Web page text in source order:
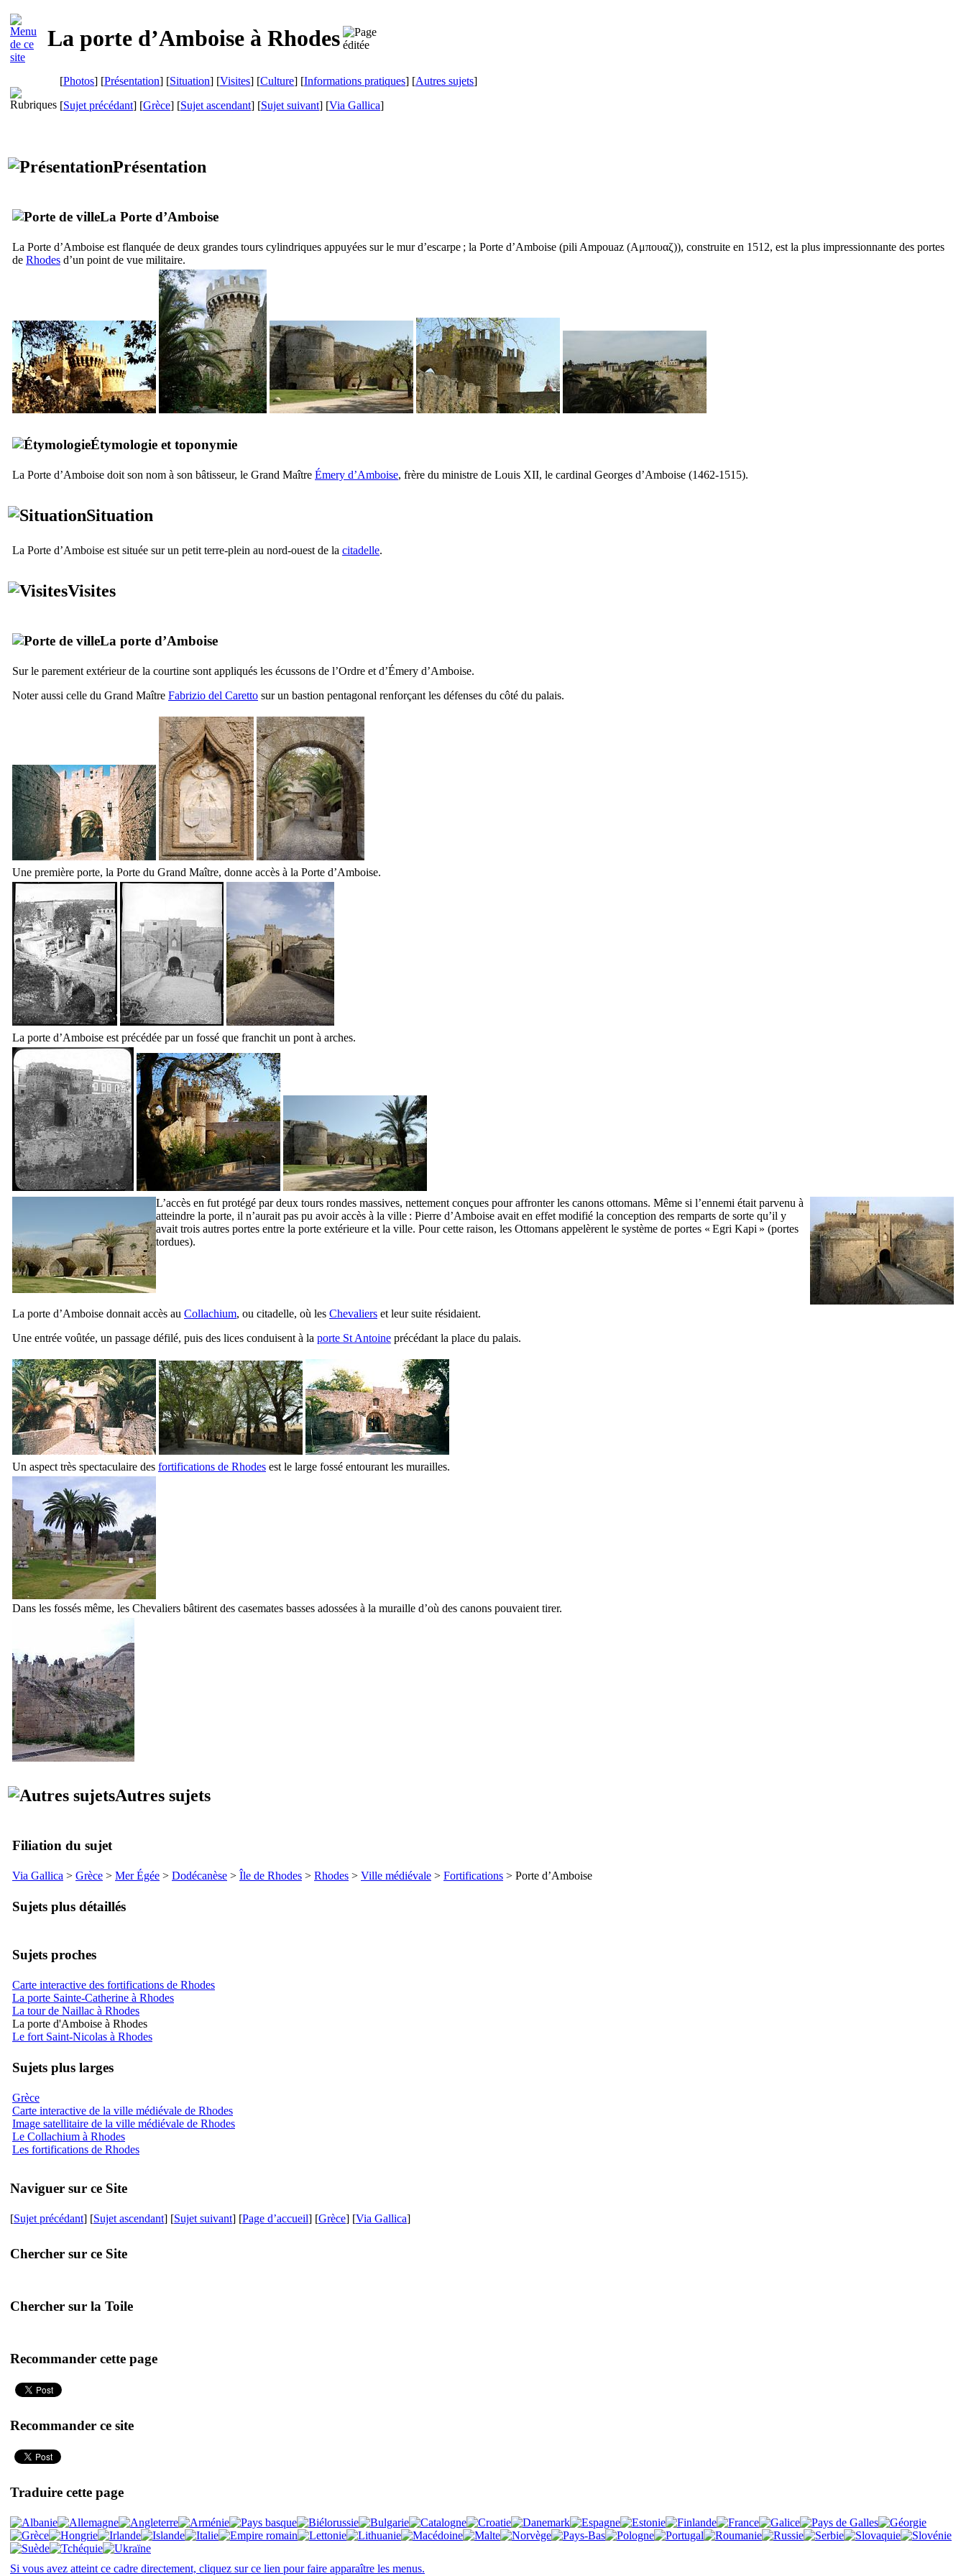
La porte d’Amboise à Rhodes
[Photos] [Présentation] [Situation] [Visites] [Culture] [Informations pratiques] [Autres sujets]
[Sujet précédant] [Grèce] [Sujet ascendant] [Sujet suivant] [Via Gallica]
Présentation
La Porte d’Amboise
La Porte d’Amboise est flanquée de deux grandes tours cylindriques appuyées sur le mur d’escarpe ; la Porte d’Amboise (pili Ampouaz (Αμπουαζ)), construite en 1512, est la plus impressionnante des portes
de Rhodes d’un point de vue militaire.
Étymologie et toponymie
La Porte d’Amboise doit son nom à son bâtisseur, le Grand Maître Émery d’Amboise, frère du ministre de Louis XII, le cardinal Georges d’Amboise (1462-1515).
Situation
La Porte d’Amboise est située sur un petit terre-plein au nord-ouest de la citadelle.
Visites
La porte d’Amboise
Sur le parement extérieur de la courtine sont appliqués les écussons de l’Ordre et d’Émery d’Amboise.
Noter aussi celle du Grand Maître Fabrizio del Caretto sur un bastion pentagonal renforçant les défenses du côté du palais.
Une première porte, la Porte du Grand Maître, donne accès à la Porte d’Amboise.
La porte d’Amboise est précédée par un fossé que franchit un pont à arches.
L’accès en fut protégé par deux tours rondes massives, nettement conçues pour affronter les canons ottomans. Même si l’ennemi était parvenu à
atteindre la porte, il n’aurait pas pu avoir accès à la ville : Pierre d’Amboise avait en effet modifié la conception des remparts de sorte qu’il y
avait trois autres portes entre la porte extérieure et la ville. Pour cette raison, les Ottomans appelèrent le système de portes « Egri Kapi » (portes
tordues).
La porte d’Amboise donnait accès au Collachium, ou citadelle, où les Chevaliers et leur suite résidaient.
Une entrée voûtée, un passage défilé, puis des lices conduisent à la porte St Antoine précédant la place du palais.
Un aspect très spectaculaire des fortifications de Rhodes est le large fossé entourant les murailles.
Dans les fossés même, les Chevaliers bâtirent des casemates basses adossées à la muraille d’où des canons pouvaient tirer.
Autres sujets
Filiation du sujet
Via Gallica > Grèce > Mer Égée > Dodécanèse > Île de Rhodes > Rhodes > Ville médiévale > Fortifications > Porte d’Amboise
Sujets plus détaillés
Sujets proches
Carte interactive des fortifications de Rhodes
La porte Sainte-Catherine à Rhodes
La tour de Naillac à Rhodes
La porte d'Amboise à Rhodes
Le fort Saint-Nicolas à Rhodes
Sujets plus larges
Grèce
Carte interactive de la ville médiévale de Rhodes
Image satellitaire de la ville médiévale de Rhodes
Le Collachium à Rhodes
Les fortifications de Rhodes
Naviguer sur ce Site
[Sujet précédant] [Sujet ascendant] [Sujet suivant] [Page d’accueil] [Grèce] [Via Gallica]
Chercher sur ce Site
Chercher sur la Toile
Recommander cette page
Recommander ce site
Traduire cette page
Si vous avez atteint ce cadre directement, cliquez sur ce lien pour faire apparaître les menus.